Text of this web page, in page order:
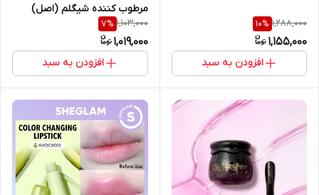
1,288,000
10%
1,155,000
افزودن به سبد
مرطوب کننده شیگلم (اصل)
Sheglam Mello Jello
Nourishing Lip Balm
1,103,000
7%
1,019,000
افزودن به سبد